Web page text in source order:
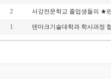
2 서강전문학교 졸업생들의 ★
1 덴마크기술대학과 학사과정